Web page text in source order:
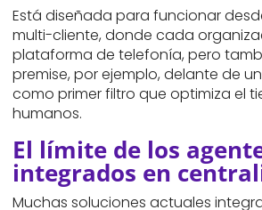
Está diseñada para funcionar
multi-cliente, donde cada
plataforma de telefonía, pero
premise, por ejemplo, delante de
como primer filtro que optimiza el
humanos.
El límite de los
integrados en
Muchas soluciones actuales